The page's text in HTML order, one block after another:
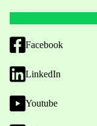
Facebook
LinkedIn
Youtube